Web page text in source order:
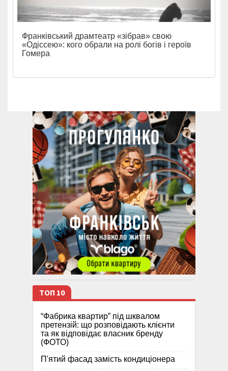
Франківський драмтеатр «зібрав» свою
«Одіссею»: кого обрали на ролі богів і героїв
Гомера
ТОП 10
“Фабрика квартир” під шквалом
претензій: що розповідають клієнти
та як відповідає власник бренду
(ФОТО)
П'ятий фасад замість кондиціонера